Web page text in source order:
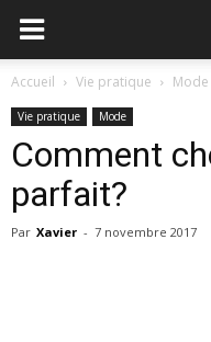
Accueil Vie pratique Mode
Vie pratique Mode
Comment
parfait?
Par Xavier - 7 novembre 2017